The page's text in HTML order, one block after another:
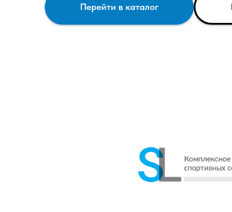
Перейти в каталог